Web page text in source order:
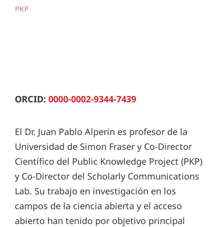
PKP
ORCID: 0000-0002-9344-7439
El Dr. Juan Pablo Alperin es profesor de la
Universidad de Simon Fraser y Co-Director
Científico del Public Knowledge Project (PKP)
y Co-Director del Scholarly Communications
Lab. Su trabajo en investigación en los
campos de la ciencia abierta y el acceso
abierto han tenido por objetivo principal